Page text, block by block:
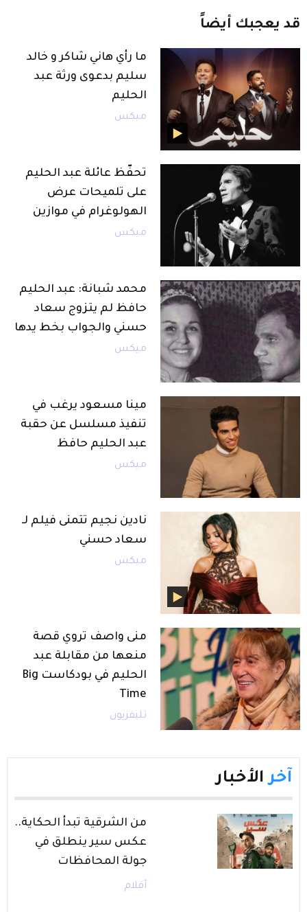
قد يعجبك أيضاً
ما رأي هاني شاكر و خالد
سليم بدعوى ورثة عبد
الحليم
ميكس
تحفّظ عائلة عبد الحليم
على تلميحات عرض
الهولوغرام في موازين
ميكس
محمد شبانة: عبد الحليم
حافظ لم يتزوج سعاد
حسني والجواب بخط يدها
ميكس
مينا مسعود يرغب في
تنفيذ مسلسل عن حقبة
عبد الحليم حافظ
ميكس
نادين نجيم تتمنى فيلم لـ
سعاد حسني
ميكس
منى واصف تروي قصة
منعها من مقابلة عبد
الحليم في بودكاست Big
Time
تليفزيون
آخر الأخبار
من الشرقية تبدأ الحكاية..
عكس سير ينطلق في
جولة المحافظات
أفلام